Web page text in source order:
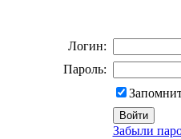
Логин:
Пароль:
Забыли